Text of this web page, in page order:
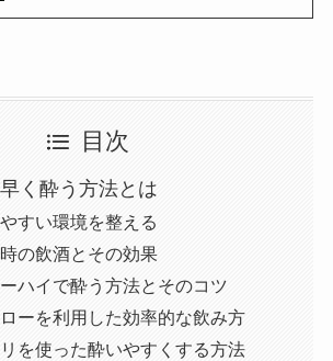
目次
く酔う方法とは
すい環境を整える
の飲酒とその効果
ハイで酔う方法とそのコツ
ーを利用した効率的な飲み方
を使った酔いやすくする方法